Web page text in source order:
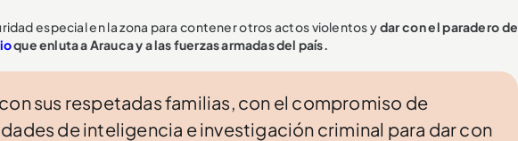
especial en la zona para contener otros actos violentos ydar con el paradero de
que enluta a Arauca y a las fuerzas armadas del país.
sus respetadas familias, con el compromiso de
de inteligencia e investigación criminal para dar con